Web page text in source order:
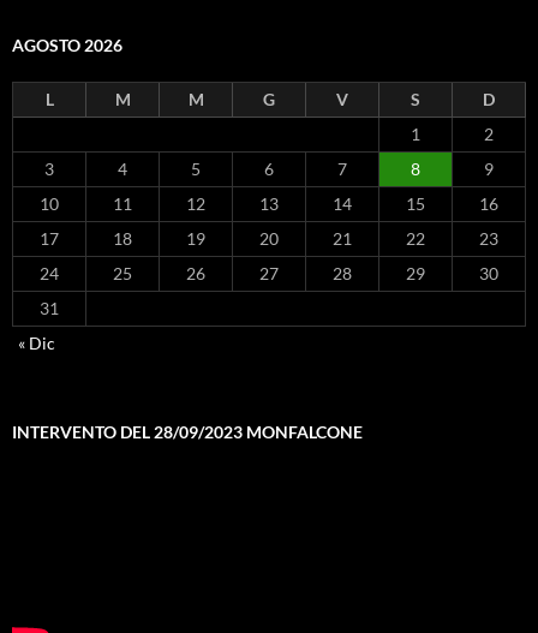
AGOSTO 2026
L M M G V S
D
1
2
3
4 5 6 7 8
9
10
11 12 13 14 15
16
17
18 19 20 21 22
23
24
25 26 27 28 29
30
31
« Dic
INTERVENTO DEL 28/09/2023 MONFALCONE